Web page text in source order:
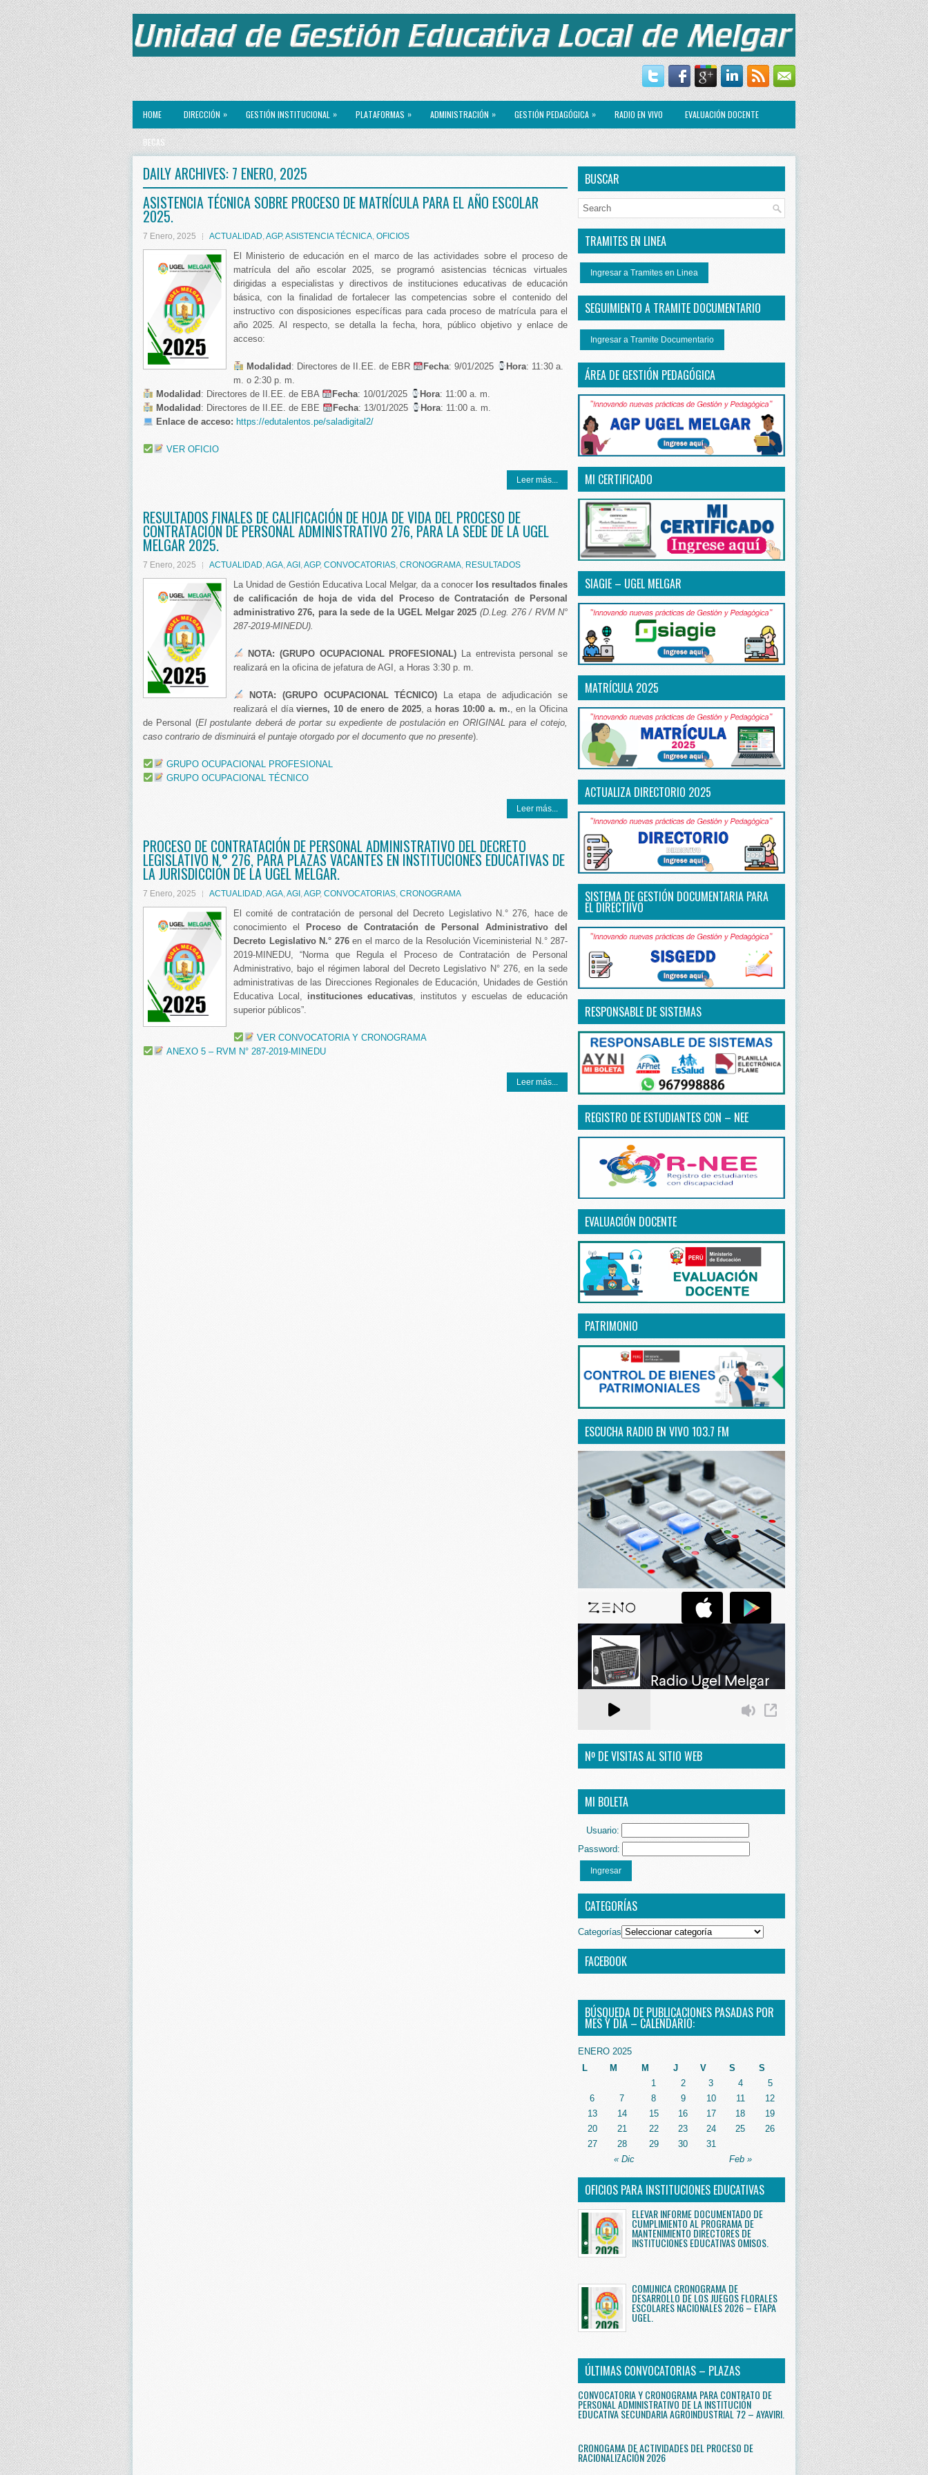
HOME DIRECCIÓN » GESTIÓN INSTITUCIONAL » PLATAFORMAS » ADMINISTRACIÓN » GESTIÓN PEDAGÓGICA » RADIO EN VIVO EVALUACIÓN DOCENTE
BECAS
DAILY ARCHIVES: 7 ENERO, 2025
ASISTENCIA TÉCNICA SOBRE PROCESO DE MATRÍCULA PARA EL AÑO ESCOLAR
2025.
7 Enero, 2025 ACTUALIDAD AGP, ASISTENCIA TÉCNICA OFICIOS
El Ministerio de educación en el marco de las actividades sobre el proceso de
matrícula del año escolar 2025, se programó asistencias técnicas virtuales
dirigidas a especialistas y directivos de instituciones educativas de educación
básica, con la finalidad de fortalecer las competencias sobre el contenido del
instructivo con disposiciones específicas para cada proceso de matrícula para el
año 2025. Al respecto, se detalla la fecha, hora, público objetivo y enlace de
acceso:
Modalidad: Directores de II.EE. de EBR Fecha: 9/01/2025 Hora: 11:30 a.
m. o 2:30 p. m.
Modalidad: Directores de II.EE. de EBA Fecha: 10/01/2025 Hora: 11:00 a. m.
Modalidad: Directores de II.EE. de EBE Fecha: 13/01/2025 Hora: 11:00 a. m.
Enlace de acceso: https://edutalentos.pe/saladigital2/
VER OFICIO
Leer más...
RESULTADOS FINALES DE CALIFICACIÓN DE HOJA DE VIDA DEL PROCESO DE
CONTRATACIÓN DE PERSONAL ADMINISTRATIVO 276, PARA LA SEDE DE LA UGEL
MELGAR 2025.
7 Enero, 2025 ACTUALIDAD AGA AGI AGP, CONVOCATORIAS CRONOGRAMA RESULTADOS
La Unidad de Gestión Educativa Local Melgar, da a conocer los resultados finales
de calificación de hoja de vidadel Proceso de Contratación de Personal
administrativo 276, para la sede de la UGEL Melgar 2025 (D.Leg. 276 / RVM N°
287-2019-MINEDU).
NOTA: (GRUPO OCUPACIONAL PROFESIONAL) La entrevista personal se
realizará en la oficina de jefatura de AGI, a Horas 3:30 p. m.
NOTA: (GRUPO OCUPACIONAL TÉCNICO) La etapa de adjudicación se
realizará el díaviernes, 10 de enero de 2025, a horas 10:00 a. m. , en la Oficina
de Personal (El postulante deberá de portar su expediente de postulación en ORIGINAL para el cotejo,
caso contrario de disminuirá el puntaje otorgado por el documento que no presente).
GRUPO OCUPACIONAL PROFESIONAL
GRUPO OCUPACIONAL TÉCNICO
Leer más...
PROCESO DE CONTRATACIÓN DE PERSONAL ADMINISTRATIVO DEL DECRETO
LEGISLATIVO N.° 276, PARA PLAZAS VACANTES EN INSTITUCIONES EDUCATIVAS DE
LA JURISDICCIÓN DE LA UGEL MELGAR.
7 Enero, 2025 ACTUALIDAD AGA AGI AGP, CONVOCATORIAS CRONOGRAMA
El comité de contratación de personal del Decreto Legislativo N.° 276, hace de
conocimiento el Proceso de Contratación de Personal Administrativo del
Decreto Legislativo N.° 276en el marco de la Resolución Viceministerial N.° 287-
2019-MINEDU, “Norma que Regula el Proceso de Contratación de Personal
Administrativo, bajo el régimen laboral del Decreto Legislativo N° 276, en la sede
administrativas de las Direcciones Regionales de Educación, Unidades de Gestión
Educativa Local, instituciones educativas , institutos y escuelas de educación
superior públicos”.
VER CONVOCATORIA Y CRONOGRAMA
ANEXO 5 – RVM N° 287-2019-MINEDU
Leer más...
BUSCAR
TRAMITES EN LINEA
Ingresar a Tramites en Linea
SEGUIMIENTO A TRAMITE DOCUMENTARIO
Ingresar a Tramite Documentario
ÁREA DE GESTIÓN PEDAGÓGICA
MI CERTIFICADO
SIAGIE – UGEL MELGAR
MATRÍCULA 2025
ACTUALIZA DIRECTORIO 2025
SISTEMA DE GESTIÓN DOCUMENTARIA PARA
EL DIRECTIIVO
RESPONSABLE DE SISTEMAS
REGISTRO DE ESTUDIANTES CON – NEE
EVALUACIÓN DOCENTE
PATRIMONIO
ESCUCHA RADIO EN VIVO 103.7 FM
Nº DE VISITAS AL SITIO WEB
MI BOLETA
Usuario:
Password:
Ingresar
CATEGORÍAS
Categorías
FACEBOOK
BÚSQUEDA DE PUBLICACIONES PASADAS POR
MES Y DÍA – CALENDARIO:
ENERO 2025
L
M M J V S S
« Dic Feb »
1 2 3 4
5
6
7 8 9 10 11
12
13
14 15 16 17 18
19
20
21 22 23 24 25
26
27
28 29 30 31
OFICIOS PARA INSTITUCIONES EDUCATIVAS
ELEVAR INFORME DOCUMENTADO DE
CUMPLIMIENTO AL PROGRAMA DE
MANTENIMIENTO DIRECTORES DE
INSTITUCIONES EDUCATIVAS OMISOS.
COMUNICA CRONOGRAMA DE
DESARROLLO DE LOS JUEGOS FLORALES
ESCOLARES NACIONALES 2026 – ETAPA
UGEL.
ÚLTIMAS CONVOCATORIAS – PLAZAS
CONVOCATORIA Y CRONOGRAMA PARA CONTRATO DE
PERSONAL ADMINISTRATIVO DE LA INSTITUCIÓN
EDUCATIVA SECUNDARIA AGROINDUSTRIAL 72 – AYAVIRI.
CRONOGAMA DE ACTIVIDADES DEL PROCESO DE
RACIONALIZACIÓN 2026